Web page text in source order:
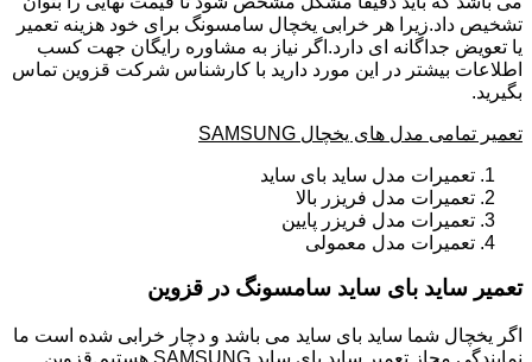
تشخیص داد.زیرا هر خرابی یخچال سامسونگ برای خود هزینه تعمیر
یا تعویض جداگانه ای دارد.اگر نیاز به مشاوره رایگان جهت کسب
اطلاعات بیشتر در این مورد دارید با کارشناس شرکت قزوین تماس
بگیرید.
تعمیر تمامی مدل های یخچال SAMSUNG
تعمیرات مدل ساید بای ساید
تعمیرات مدل فریزر بالا
تعمیرات مدل فریزر پایین
تعمیرات مدل معمولی
تعمیر ساید بای ساید سامسونگ در قزوین
اگر یخچال شما ساید بای ساید می باشد و دچار خرابی شده است ما
نمایندگی مجاز تعمیر ساید بای ساید SAMSUNG هستیم.قزوین